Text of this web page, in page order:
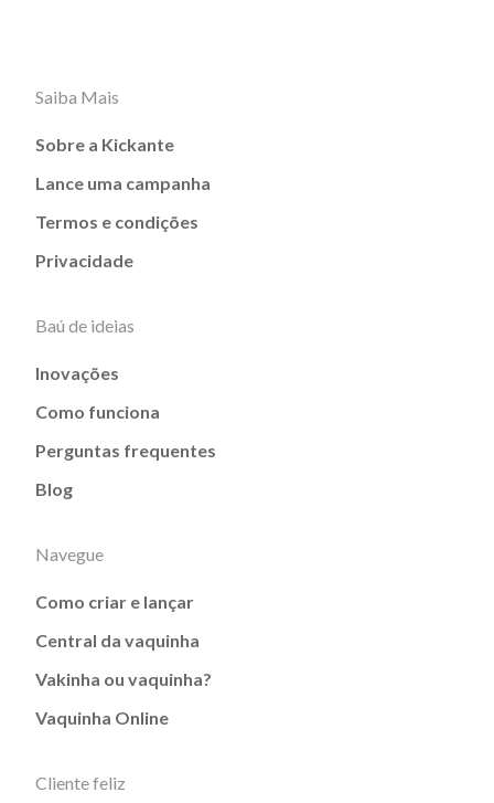
Saiba Mais
Sobre a Kickante
Lance uma campanha
Termos e condições
Privacidade
Baú de ideias
Inovações
Como funciona
Perguntas frequentes
Blog
Navegue
Como criar e lançar
Central da vaquinha
Vakinha ou vaquinha?
Vaquinha Online
Cliente feliz